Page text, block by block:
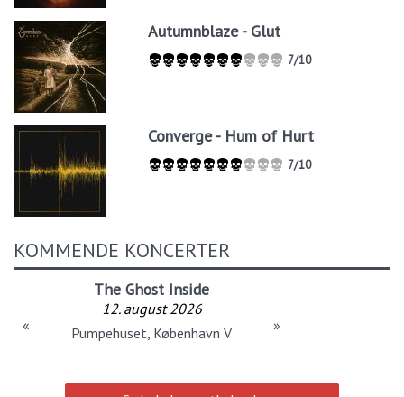
Autumnblaze - Glut
7/10
Converge - Hum of Hurt
7/10
KOMMENDE KONCERTER
The Ghost Inside
12. august 2026
Pumpehuset, København V
« »